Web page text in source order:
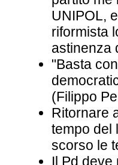
UNIPOL,
riformista
astinenza
"Basta
(Filippo
Ritornare
tempo del
scorso le
Il Pd